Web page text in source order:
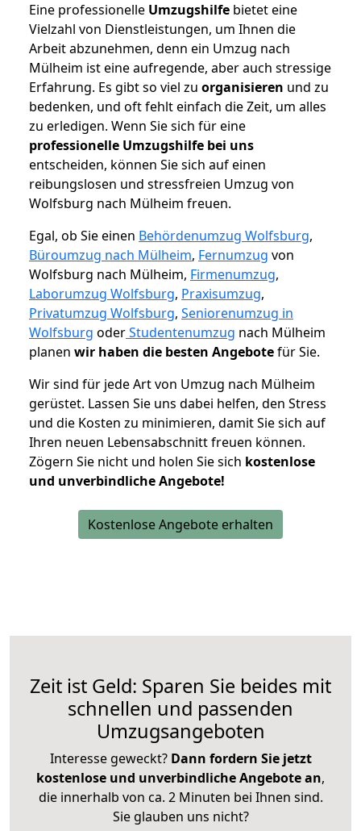
Eine professionelle Umzugshilfe bietet eine
Vielzahl von Dienstleistungen, um Ihnen die
Arbeit abzunehmen, denn ein Umzug nach
Mülheim ist eine aufregende, aber auch stressige
Erfahrung. Es gibt so viel zu organisieren und zu
bedenken, und oft fehlt einfach die Zeit, um alles
zu erledigen. Wenn Sie sich für eine
professionelle Umzugshilfe bei uns
entscheiden, können Sie sich auf einen
reibungslosen und stressfreien Umzug von
Wolfsburg nach Mülheim freuen.
Egal, ob Sie einen Behördenumzug Wolfsburg,
Büroumzug nach Mülheim, Fernumzug von
Wolfsburg nach Mülheim, Firmenumzug,
Laborumzug Wolfsburg, Praxisumzug,
Privatumzug Wolfsburg, Seniorenumzug in
Wolfsburg oderStudentenumzug nach Mülheim
planen wir haben die besten Angebotefür Sie.
Wir sind für jede Art von Umzug nach Mülheim
gerüstet. Lassen Sie uns dabei helfen, den Stress
und die Kosten zu minimieren, damit Sie sich auf
Ihren neuen Lebensabschnitt freuen können.
Zögern Sie nicht und holen Sie sich kostenlose
und unverbindliche Angebote!
Kostenlose Angebote erhalten
Zeit ist Geld: Sparen Sie beides mit
schnellen und passenden
Umzugsangeboten
Interesse geweckt? Dann fordern Sie jetzt
kostenlose und unverbindliche Angebote an,
die innerhalb von ca. 2 Minuten bei Ihnen sind.
Sie glauben uns nicht?